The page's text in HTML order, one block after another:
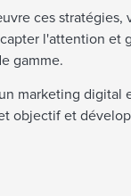
ces stratégies,
l'attention et
gamme.
marketing digital
objectif et